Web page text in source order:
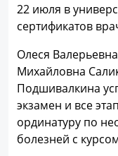
22 июля в
сертификатов
Олеся
Михайловна
Подшивалкина
экзамен и все
ординатуру по
болезней с